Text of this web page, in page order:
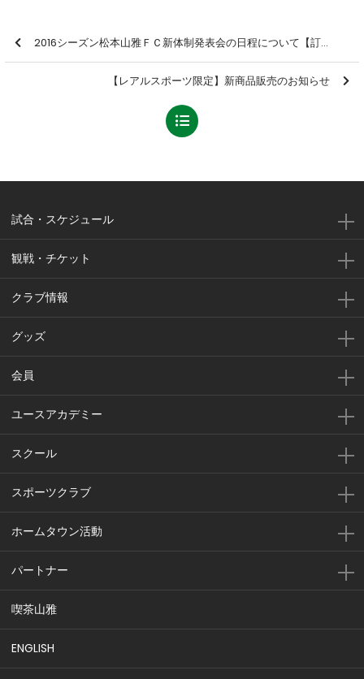
2016シーズン松本山雅ＦＣ新体制発表会の日程について【訂正】
【レアルスポーツ限定】新商品販売のお知らせ
試合・スケジュール
観戦・チケット
クラブ情報
グッズ
会員
ユースアカデミー
スクール
スポーツクラブ
ホームタウン活動
パートナー
喫茶山雅
ENGLISH